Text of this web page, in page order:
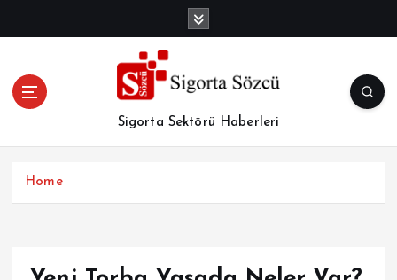
Sigorta Sektörü Haberleri
Home